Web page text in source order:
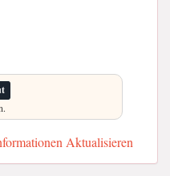
Aktualisieren